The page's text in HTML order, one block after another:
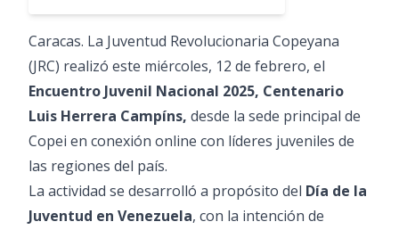
Caracas. La Juventud Revolucionaria Copeyana
(JRC) realizó este miércoles, 12 de febrero, el
Encuentro Juvenil Nacional 2025, Centenario
Luis Herrera Campíns, desde la sede principal de
Copei en conexión online con líderes juveniles de
las regiones del país.
La actividad se desarrolló a propósito del Día de la
Juventud en Venezuela, con la intención de